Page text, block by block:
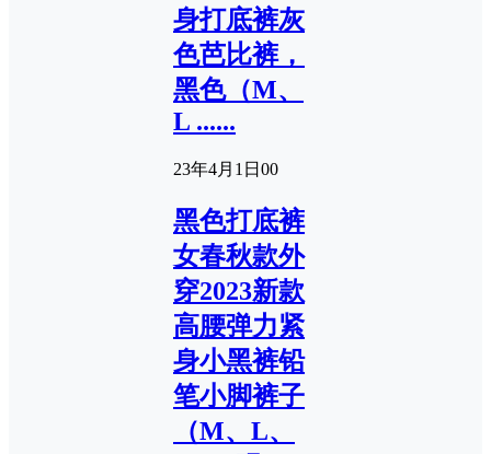
身打底裤灰
色芭比裤，
黑色（M、
L ......
23年4月1日 00
黑色打底裤
女春秋款外
穿2023新款
高腰弹力紧
身小黑裤铅
笔小脚裤子
（M、L、